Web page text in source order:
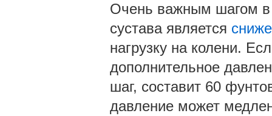
Очень важным шагом в
сустава является
нагрузку на колени.
дополнительное
шаг, составит 60
давление может